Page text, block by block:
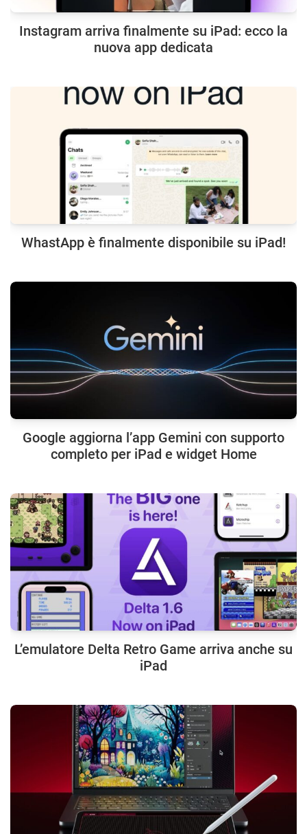
Instagram arriva finalmente su iPad: ecco la
nuova app dedicata
WhastApp è finalmente disponibile su iPad!
Google aggiorna l’app Gemini con supporto
completo per iPad e widget Home
L’emulatore Delta Retro Game arriva anche su
iPad